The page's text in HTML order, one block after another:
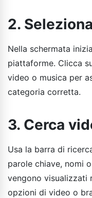
2.
Nella schermata
piattaforme. Clicca
video o musica per
categoria corretta.
3. Cerca
Usa la barra di
parole chiave, nomi
vengono visualizzati
opzioni di video o